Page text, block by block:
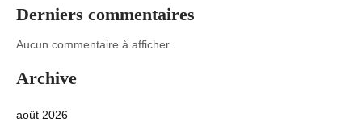
Derniers commentaires
Aucun commentaire à afficher.
Archive
août 2026